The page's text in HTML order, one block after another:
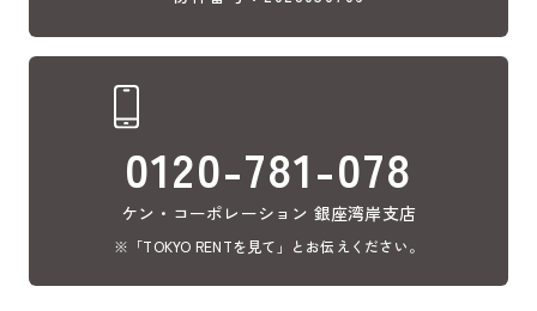
0120-781-078
ケン・コーポレーション 銀座湾岸支店
※「TOKYO RENTを見て」とお伝えください。